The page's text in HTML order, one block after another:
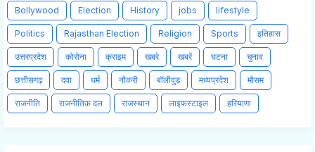
Bollywood Election History jobs lifestyle
Politics Rajasthan Election Religion Sports इतिहास
उत्तरप्रदेश कोरोना क्राइम खबरे खबरें घटना चुनाव
छत्तीसगढ़ दवा धर्म नौकरी बॉलीवुड मध्यप्रदेश मौसम
राजनीति राजनीतिक दल राजस्थान लाइफस्टाइल हरियाणा